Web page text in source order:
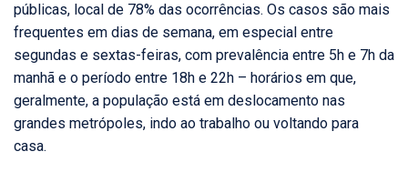
públicas, local de 78% das ocorrências. Os casos são mais
frequentes em dias de semana, em especial entre
segundas e sextas-feiras, com prevalência entre 5h e 7h da
manhã e o período entre 18h e 22h – horários em que,
geralmente, a população está em deslocamento nas
grandes metrópoles, indo ao trabalho ou voltando para
casa.